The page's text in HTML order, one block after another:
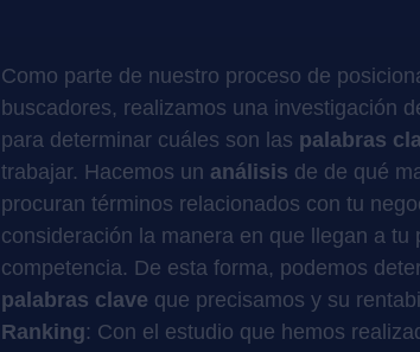
Como parte de nuestro proceso de
buscadores, realizamos una investigación
para determinar cuáles son las palabras
trabajar. Hacemos un análisis de de qué
procuran términos relacionados con tu
consideración la manera en que llegan a tu
competencia. De esta forma, podemos
palabras clave que precisamos y su
Ranking: Con el estudio que hemos